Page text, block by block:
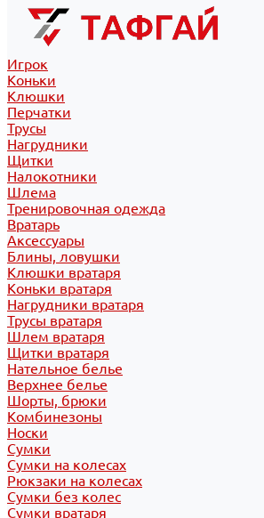
Игрок
Коньки
Клюшки
Перчатки
Трусы
Нагрудники
Щитки
Налокотники
Шлема
Тренировочная одежда
Вратарь
Аксессуары
Блины, ловушки
Клюшки вратаря
Коньки вратаря
Нагрудники вратаря
Трусы вратаря
Шлем вратаря
Щитки вратаря
Нательное белье
Верхнее белье
Шорты, брюки
Комбинезоны
Носки
Сумки
Сумки на колесах
Рюкзаки на колесах
Сумки без колес
Сумки вратаря